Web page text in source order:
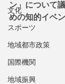
文化
スポーツ
地域都市政策
国際機関
地域振興
ン」について
めの知的イベ